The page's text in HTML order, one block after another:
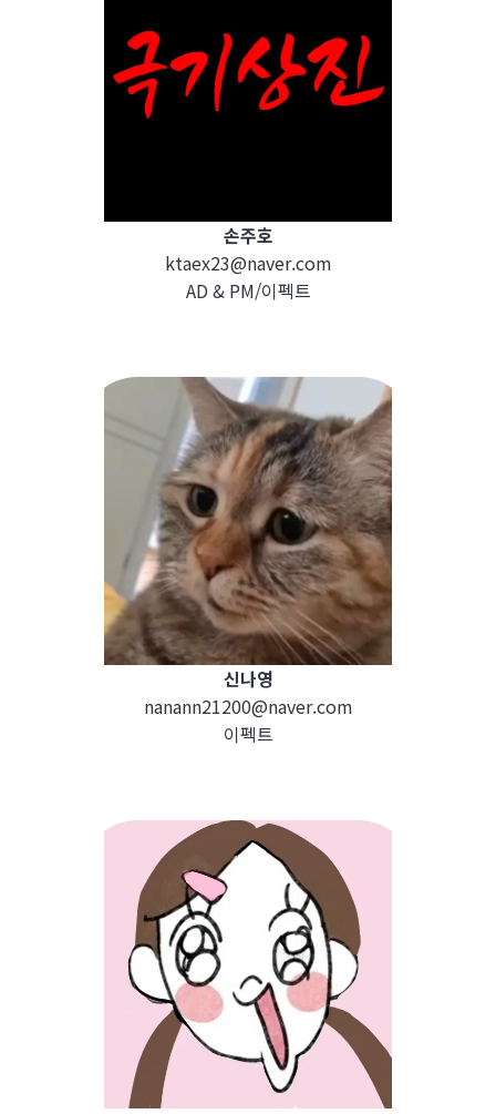
손주호
ktaex23@naver.com
AD & PM/이펙트
신나영
nanann21200@naver.com
이펙트